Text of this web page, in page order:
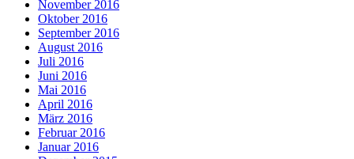
November 2016
Oktober 2016
September 2016
August 2016
Juli 2016
Juni 2016
Mai 2016
April 2016
März 2016
Februar 2016
Januar 2016